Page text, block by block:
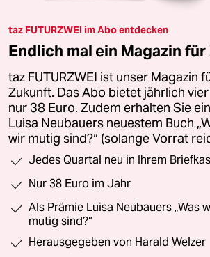
taz FUTURZWEI im Abo entdecken
Endlich mal ein Magazin
taz FUTURZWEI ist unser Magazin
Zukunft. Das Abo bietet jährlich
nur 38 Euro. Zudem erhalten Sie
Luisa Neubauers neuestem Buch
wir mutig sind?“ (solange Vorrat
Jedes Quartal neu in Ihrem
Nur 38 Euro im Jahr
Als Prämie Luisa Neubauers „Was
mutig sind?“
Herausgegeben von Harald Welzer